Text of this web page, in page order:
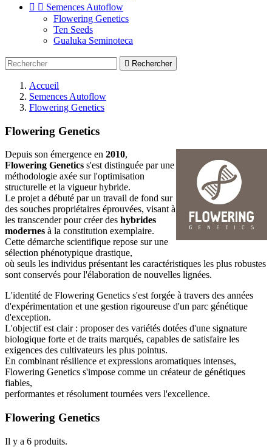
  Semences Autoflow
Flowering Genetics
Ten Seeds
Gualuka Seminoteca
 Rechercher
Accueil
Semences Autoflow
Flowering Genetics
Flowering Genetics
Depuis son émergence en 2010,
Flowering Genetics s'est distinguée par une
méthodologie axée sur l'optimisation
structurelle et la vigueur hybride.
Le projet a débuté par un travail de fond sur
des souches propriétaires éprouvées, visant à
les transcender pour créer des hybrides
modernes à la constitution exemplaire.
Cette démarche scientifique repose sur une
sélection phénotypique drastique,
où seuls les individus présentant les caractéristiques les plus robustes
sont conservés pour l'élaboration de nouvelles lignées.
L'identité de Flowering Genetics s'est forgée à travers des années
d'expérimentation et une gestion rigoureuse d'un parc génétique
d'exception.
L'objectif est clair : proposer des variétés dotées d'une signature
biologique forte et de traits marqués, capables de satisfaire les
exigences des cultivateurs les plus pointus.
En combinant résilience et expressions aromatiques intenses,
Flowering Genetics s'impose comme un créateur de génétiques
fiables,
performantes et résolument tournées vers l'excellence.
Flowering Genetics
Il y a 6 produits.